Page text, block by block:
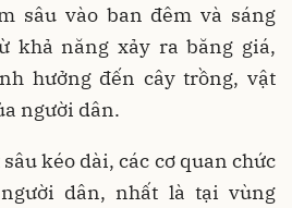
sâu vào ban đêm và sáng
khả năng xảy ra băng giá,
hưởng đến cây trồng, vật
người dân.
kéo dài, các cơ quan chức
dân, nhất là tại vùng